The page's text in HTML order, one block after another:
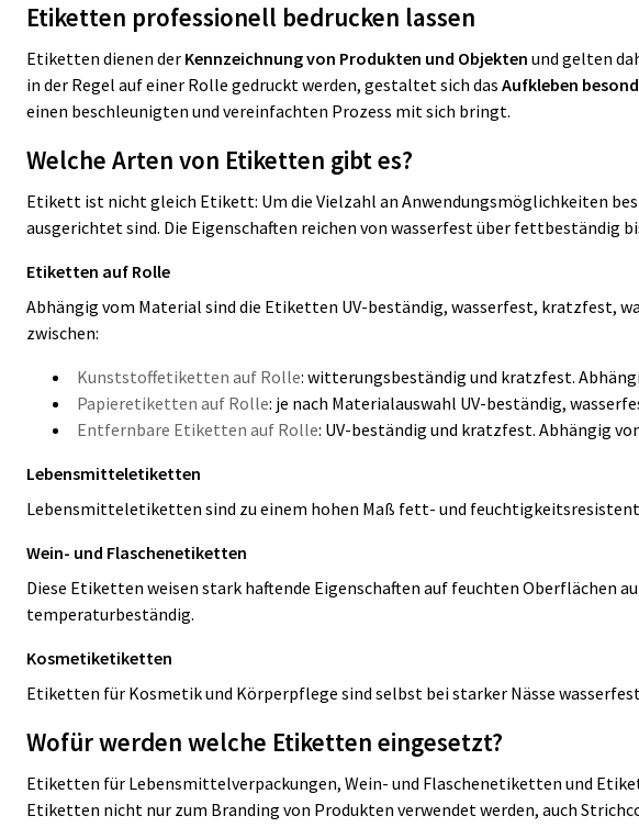
Etiketten professionell bedrucken lassen
Etiketten dienen der Kennzeichnung von Produkten und Objekten und gelten
in der Regel auf einer Rolle gedruckt werden, gestaltet sich das Aufkleben
einen beschleunigten und vereinfachten Prozess mit sich bringt.
Welche Arten von Etiketten gibt es?
Etikett ist nicht gleich Etikett: Um die Vielzahl an Anwendungsmöglichkeiten
ausgerichtet sind. Die Eigenschaften reichen von wasserfest über fettbeständig
Etiketten auf Rolle
Abhängig vom Material sind die Etiketten UV-beständig, wasserfest, kratzfest,
zwischen:
Kunststoffetiketten auf Rolle: witterungsbeständig und kratzfest.
Papieretiketten auf Rolle: je nach Materialauswahl UV-beständig,
Entfernbare Etiketten auf Rolle: UV-beständig und kratzfest. Abhängig
Lebensmitteletiketten
Lebensmitteletiketten sind zu einem hohen Maß fett- und
Wein- und Flaschenetiketten
Diese Etiketten weisen stark haftende Eigenschaften auf feuchten Oberflächen
temperaturbeständig.
Kosmetiketiketten
Etiketten für Kosmetik und Körperpflege sind selbst bei starker Nässe
Wofür werden welche Etiketten eingesetzt?
Etiketten für Lebensmittelverpackungen, Wein- und Flaschenetiketten und
Etiketten nicht nur zum Branding von Produkten verwendet werden, auch